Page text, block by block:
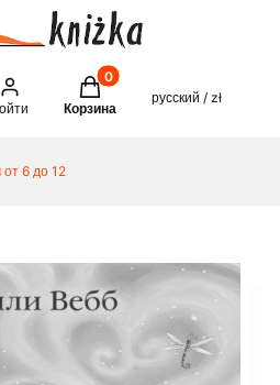
engineТовары в корзине: 0.
Корзина
русский / zł
6 до 12